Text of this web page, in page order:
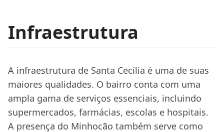
Infraestrutura
A infraestrutura de Santa Cecília é uma de suas
maiores qualidades. O bairro conta com uma
ampla gama de serviços essenciais, incluindo
supermercados, farmácias, escolas e hospitais.
A presença do Minhocão também serve como